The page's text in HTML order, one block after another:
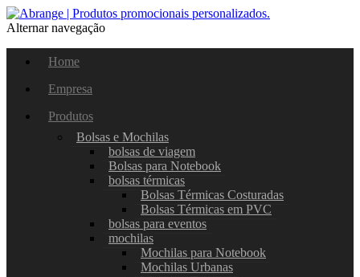
Alternar navegação
Home
Empresa
Produtos
Bolsas e Mochilas
bolsas de viagem
Bolsas para Notebook
bolsas térmicas
Bolsas Térmicas Costuradas
Bolsas Térmicas em PVC
bolsas para eventos
mochilas
Mochilas para Notebook
Mochilas Urbanas